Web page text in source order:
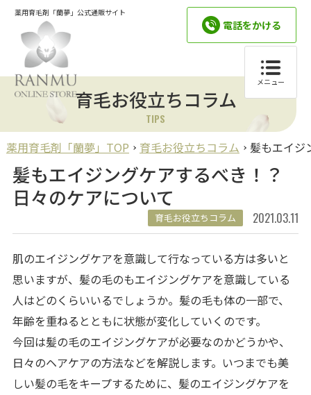
薬用育毛剤「蘭夢」公式通販サイト
電話をかける
メニュー
育毛お役立ちコラム
TIPS
薬用育毛剤「蘭夢」TOP 育毛お役立ちコラム 髪もエイジ
髪もエイジングケアするべき！？
日々のケアについて
育毛お役立ちコラム 2021.03.11
肌のエイジングケアを意識して行なっている方は多いと
思いますが、髪の毛のもエイジングケアを意識している
人はどのくらいいるでしょうか。髪の毛も体の一部で、
年齢を重ねるとともに状態が変化していくのです。
今回は髪の毛のエイジングケアが必要なのかどうかや、
日々のヘアケアの方法などを解説します。いつまでも美
しい髪の毛をキープするために、髪のエイジングケアを